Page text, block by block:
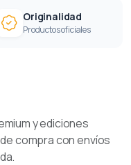
Originalidad
Productos oficiales
y ediciones
compra con envíos